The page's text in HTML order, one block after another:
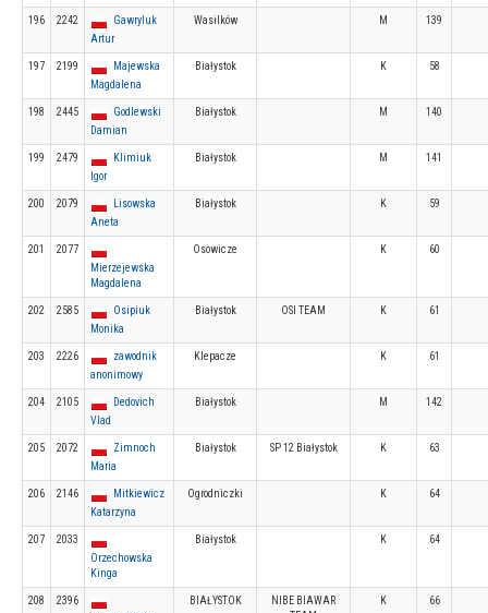
196 2242
Gawryluk
Artur
Wasilków M 139
197 2199
Majewska
Magdalena
Białystok K 58
198 2445
Godlewski
Damian
Białystok M 140
199 2479
Klimiuk
Igor
Białystok M 141
200 2079
Lisowska
Aneta
Białystok K 59
201
2077
Mierzejewska
Magdalena
Osowicze K 60
202 2585
Osipiuk
Monika
Białystok OSI TEAM K 61
203 2226
zawodnik
anonimowy
Klepacze K 61
204 2105
Dedovich
Vlad
Białystok M 142
205 2072
Zimnoch
Maria
Białystok SP 12 Białystok K 63
206 2146
Mitkiewicz
Katarzyna
Ogrodniczki K 64
207
2033
Orzechowska
Kinga
Białystok K 64
208
2396
BIAŁYSTOK
NIBE BIAWAR
K 66